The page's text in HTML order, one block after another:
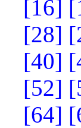
[16]
[28]
[40]
[52]
[64]